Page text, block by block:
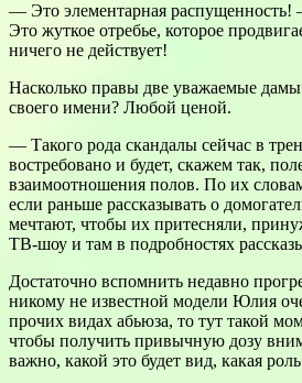
— Это элементарная распущенность!
Это жуткое отребье, которое
ничего не действует!
Насколько правы две уважаемые
своего имени? Любой ценой.
— Такого рода скандалы сейчас в
востребовано и будет, скажем так,
взаимоотношения полов. По их
если раньше рассказывать о
мечтают, чтобы их притесняли,
ТВ-шоу и там в подробностях
Достаточно вспомнить недавно
никому не известной модели Юлия
прочих видах абьюза, то тут такой
чтобы получить привычную дозу
важно, какой это будет вид, какая